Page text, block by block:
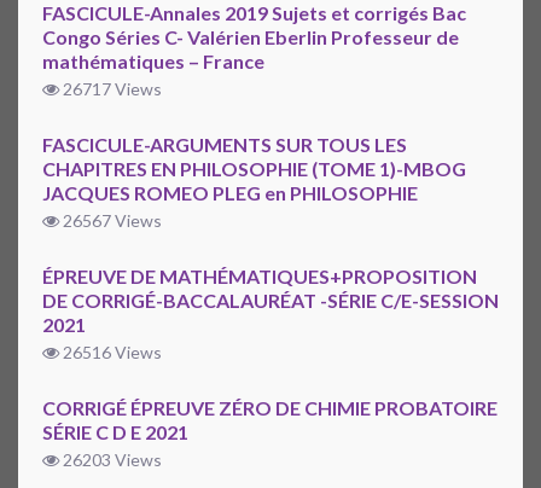
FASCICULE-Annales 2019 Sujets et corrigés Bac
Congo Séries C- Valérien Eberlin Professeur de
mathématiques – France
26717 Views
FASCICULE-ARGUMENTS SUR TOUS LES
CHAPITRES EN PHILOSOPHIE (TOME 1)-MBOG
JACQUES ROMEO PLEG en PHILOSOPHIE
26567 Views
ÉPREUVE DE MATHÉMATIQUES+PROPOSITION
DE CORRIGÉ-BACCALAURÉAT -SÉRIE C/E-SESSION
2021
26516 Views
CORRIGÉ ÉPREUVE ZÉRO DE CHIMIE PROBATOIRE
SÉRIE C D E 2021
26203 Views